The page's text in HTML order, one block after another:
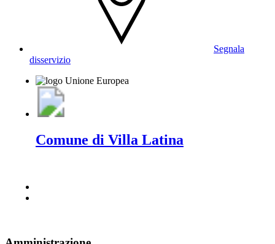
Segnala
disservizio
Comune di Villa Latina